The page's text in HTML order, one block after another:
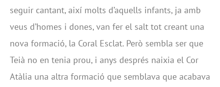
seguir cantant, així molts d’aquells infants, ja amb
veus d’homes i dones, van fer el salt tot creant una
nova formació, la Coral Esclat. Però sembla ser que
Teià no en tenia prou, i anys després naixia el Cor
Atàlia una altra formació que semblava que acabava